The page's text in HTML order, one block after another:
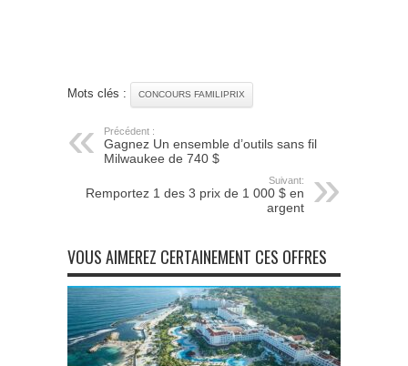
Mots clés : CONCOURS FAMILIPRIX
Précédent :
Gagnez Un ensemble d’outils sans fil
Milwaukee de 740 $
Suivant:
Remportez 1 des 3 prix de 1 000 $ en
argent
VOUS AIMEREZ CERTAINEMENT CES OFFRES